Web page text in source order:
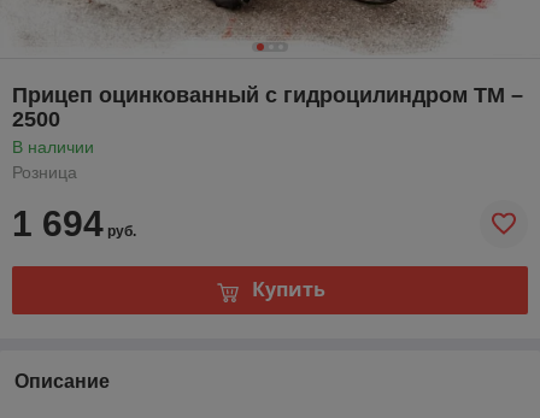
Прицеп оцинкованный с гидроцилиндром ТМ –
2500
В наличии
Розница
1 694 руб.
Купить
Описание